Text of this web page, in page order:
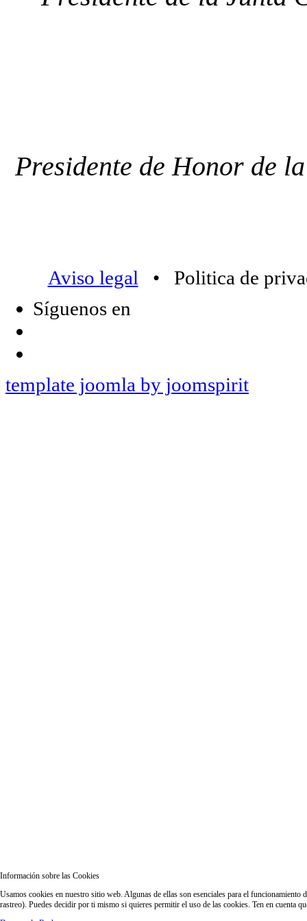
Presidente de Honor de
Aviso legal • Politica de
Síguenos en
template joomla by joomspirit
Información sobre las Cookies
Usamos cookies en nuestro sitio web. Algunas de ellas son esenciales para el
rastreo). Puedes decidir por ti mismo si quieres permitir el uso de las cookies. Ten en cuenta